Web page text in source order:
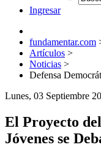
Ingresar
fundamentar.com
Artículos >
Noticias >
Defensa
Lunes, 03 Septiembre
El Proyecto
Jóvenes se